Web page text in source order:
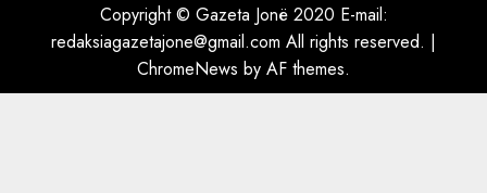
AUGUST 8, 2026
Copyright © Gazeta Jonë 2020 E-mail:
redaksiagazetajone@gmail.com All rights reserved. |
ChromeNews by AF themes.